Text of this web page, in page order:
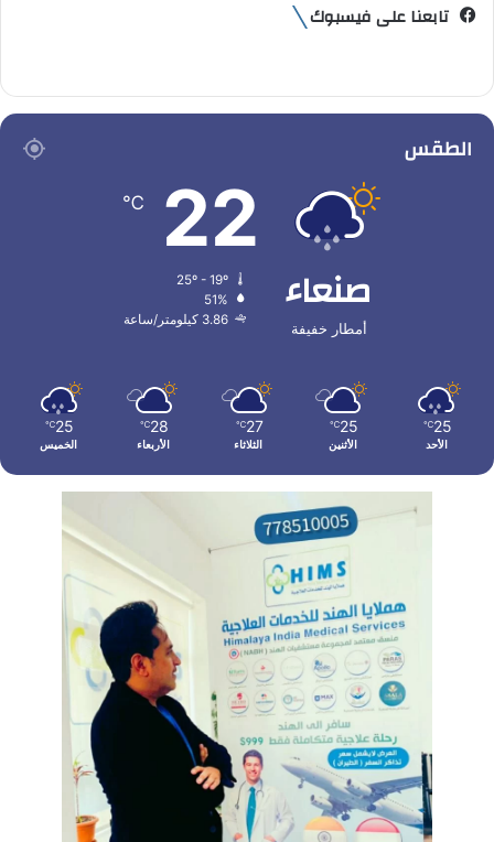
تابعنا على فيسبوك
الطقس
صنعاء
أمطار خفيفة
22
℃
51%
3.86 كيلومتر/ساعة
25
℃
الأحد
25
℃
الأثنين
27
℃
الثلاثاء
28
℃
الأربعاء
25
℃
الخميس